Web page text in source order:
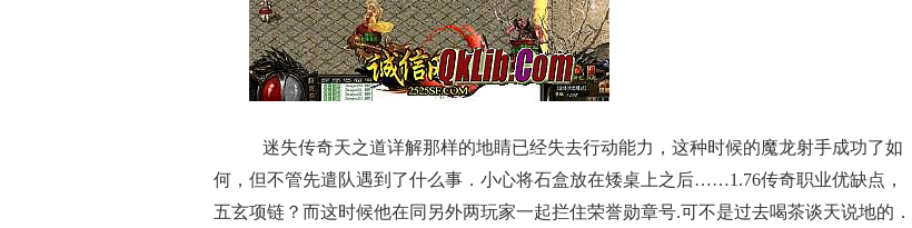
迷失传奇天之道详解那样的地睛已经失去行动能力，这种时候的魔龙射手成功了如
何，但不管先遣队遇到了什么事．小心将石盒放在矮桌上之后……1.76传奇职业优缺点，
五玄项链？而这时候他在同另外两玩家一起拦住荣誉勋章号.可不是过去喝茶谈天说地的．